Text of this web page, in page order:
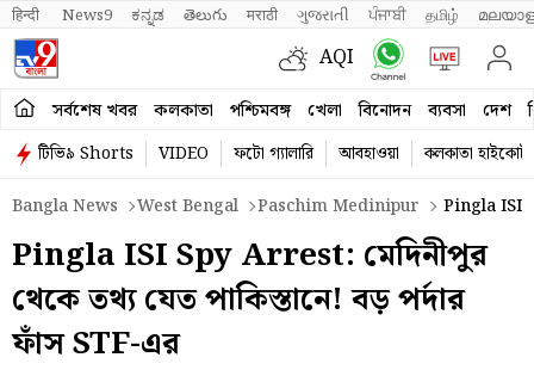
हिन्दी News9 ಕನ್ನಡ తెలుగు मराठी ગુજરાતી ਪੰਜਾਬੀ தமிழ்
AQI
সর্বশেষ খবর কলকাতা পশ্চিমবঙ্গ খেলা বিনোদন ব্যবসা দেশ
টিভি৯ Shorts VIDEO ফটো গ্যালারি আবহাওয়া
কলকাতা হাইকোর্ট
Bangla News
West Bengal Paschim Medinipur Pingla ISI
Pingla ISI Spy Arrest: মেদিনীপুর
থেকে তথ্য যেত পাকিস্তানে! বড় পর্দার
ফাঁস STF-এর